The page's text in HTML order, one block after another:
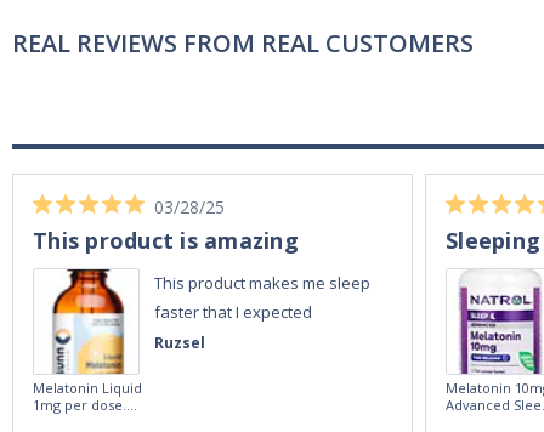
REAL REVIEWS FROM REAL CUSTOMERS
Ruzsel
03/28/25
This product is amazing
This product makes me sleep
faster that I expected
Melatonin Liquid
1mg per dose.
Melatonin
Advanced